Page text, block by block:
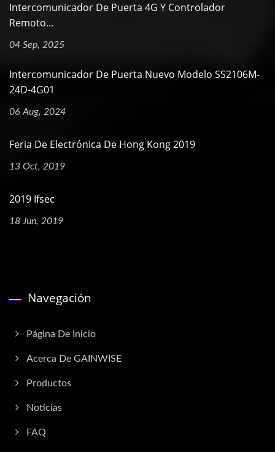
Intercomunicador De Puerta 4G Y Controlador
Remoto...
04 Sep, 2025
Intercomunicador De Puerta Nuevo Modelo SS2106M-
24D-4G01
06 Aug, 2024
Feria De Electrónica De Hong Kong 2019
13 Oct, 2019
2019 Ifsec
18 Jun, 2019
Navegación
Página De Inicio
Acerca De GAINWISE
Productos
Noticias
FAQ